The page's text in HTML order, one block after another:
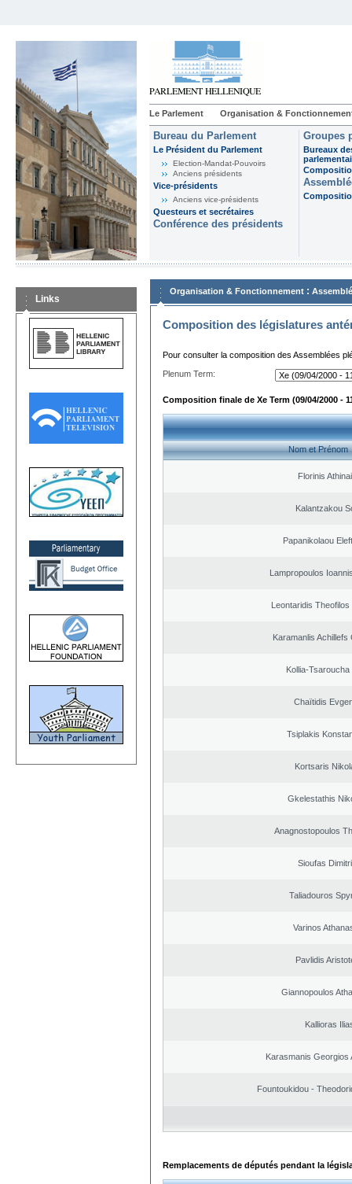
Le Parlement Organisation &
Bureau du Parlement
Le Président du Parlement
Election-Mandat-Pouvoirs
Anciens présidents
Vice-présidents
Anciens vice-présidents
Questeurs et secrétaires
Conférence des présidents
Groupes
Bureaux
Links
Organisation & Fonctionnement :
Composition des législatures
Pour consulter la composition des Assemblées
Plenum Term:
Composition finale de Xe Term (09/04/2000 -
Nom et Prénom
Florinis
Kalantzakou
Papanikolaou
Lampropoulos
Leontaridis
Karamanlis Achillefs
Kollia-Tsaroucha
Chaïtidis
Tsiplakis
Kortsaris
Gkelestathis
Anagnostopoulos
Sioufas
Taliadouros
Varinos
Pavlidis
Giannopoulos
Kallioras
Karasmanis Georgios
Fountoukidou -
Remplacements de députés pendant la